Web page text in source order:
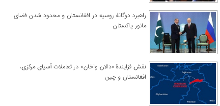
راهبرد دوگانۀ روسیه در افغانستان و محدود شدن فضای
مانور پاکستان
نقش فزایندۀ «دالان واخان» در تعاملات آسیای مرکزی،
افغانستان و چین